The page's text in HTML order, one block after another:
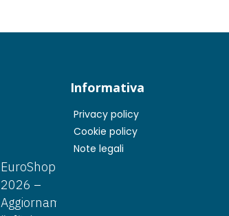
EuroShop
2026 –
Aggiornamento
Informativa
Privacy policy
Cookie policy
Note legali